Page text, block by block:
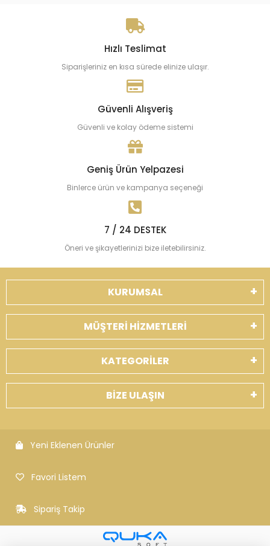
Hızlı Teslimat
Siparişleriniz en kısa sürede elinize ulaşır.
Güvenli Alışveriş
Güvenli ve kolay ödeme sistemi
Geniş Ürün Yelpazesi
Binlerce ürün ve kampanya seçeneği
7 / 24 DESTEK
Öneri ve şikayetlerinizi bize iletebilirsiniz.
KURUMSAL
MÜŞTERİ HİZMETLERİ
KATEGORİLER
BİZE ULAŞIN
Yeni Eklenen Ürünler
Favori Listem
Sipariş Takip